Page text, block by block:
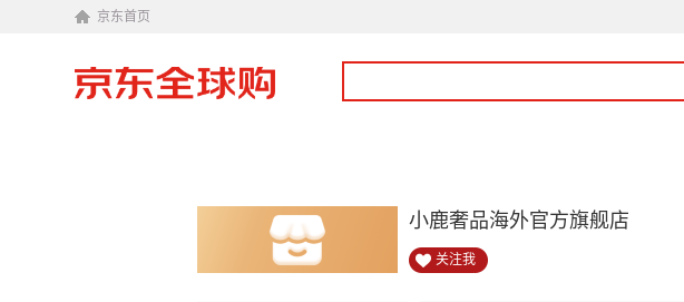
京东首页
小鹿奢品海外官方旗舰店
关注我